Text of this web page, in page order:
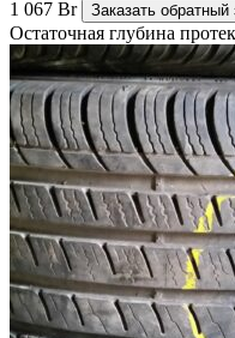
1 067 Br Заказать обратный
Остаточная глубина